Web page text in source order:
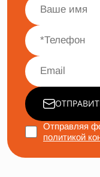
Отправляя
политикой